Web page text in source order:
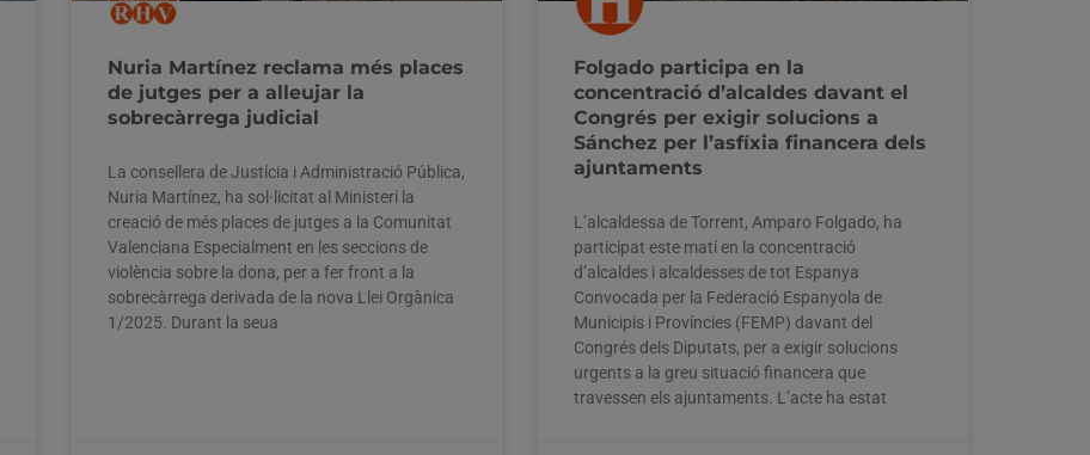
Nuria Martínez reclama més places
de jutges per a alleujar la
sobrecàrrega judicial
La consellera de Justícia i Administració Pública,
Nuria Martínez, ha sol·licitat al Ministeri la
creació de més places de jutges a la Comunitat
Valenciana Especialment en les seccions de
violència sobre la dona, per a fer front a la
sobrecàrrega derivada de la nova Llei Orgànica
1/2025. Durant la seua
Folgado participa en la
concentració d’alcaldes davant el
Congrés per exigir solucions a
Sánchez per l’asfíxia financera dels
ajuntaments
L’alcaldessa de Torrent, Amparo Folgado, ha
participat este matí en la concentració
d’alcaldes i alcaldesses de tot Espanya
Convocada per la Federació Espanyola de
Municipis i Províncies (FEMP) davant del
Congrés dels Diputats, per a exigir solucions
urgents a la greu situació financera que
travessen els ajuntaments. L’acte ha estat